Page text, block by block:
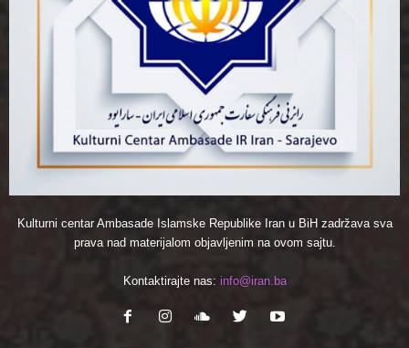
Kulturni centar Ambasade Islamske Republike Iran u BiH zadržava sva
prava nad materijalom objavljenim na ovom sajtu.
Kontaktirajte nas: info@iran.ba